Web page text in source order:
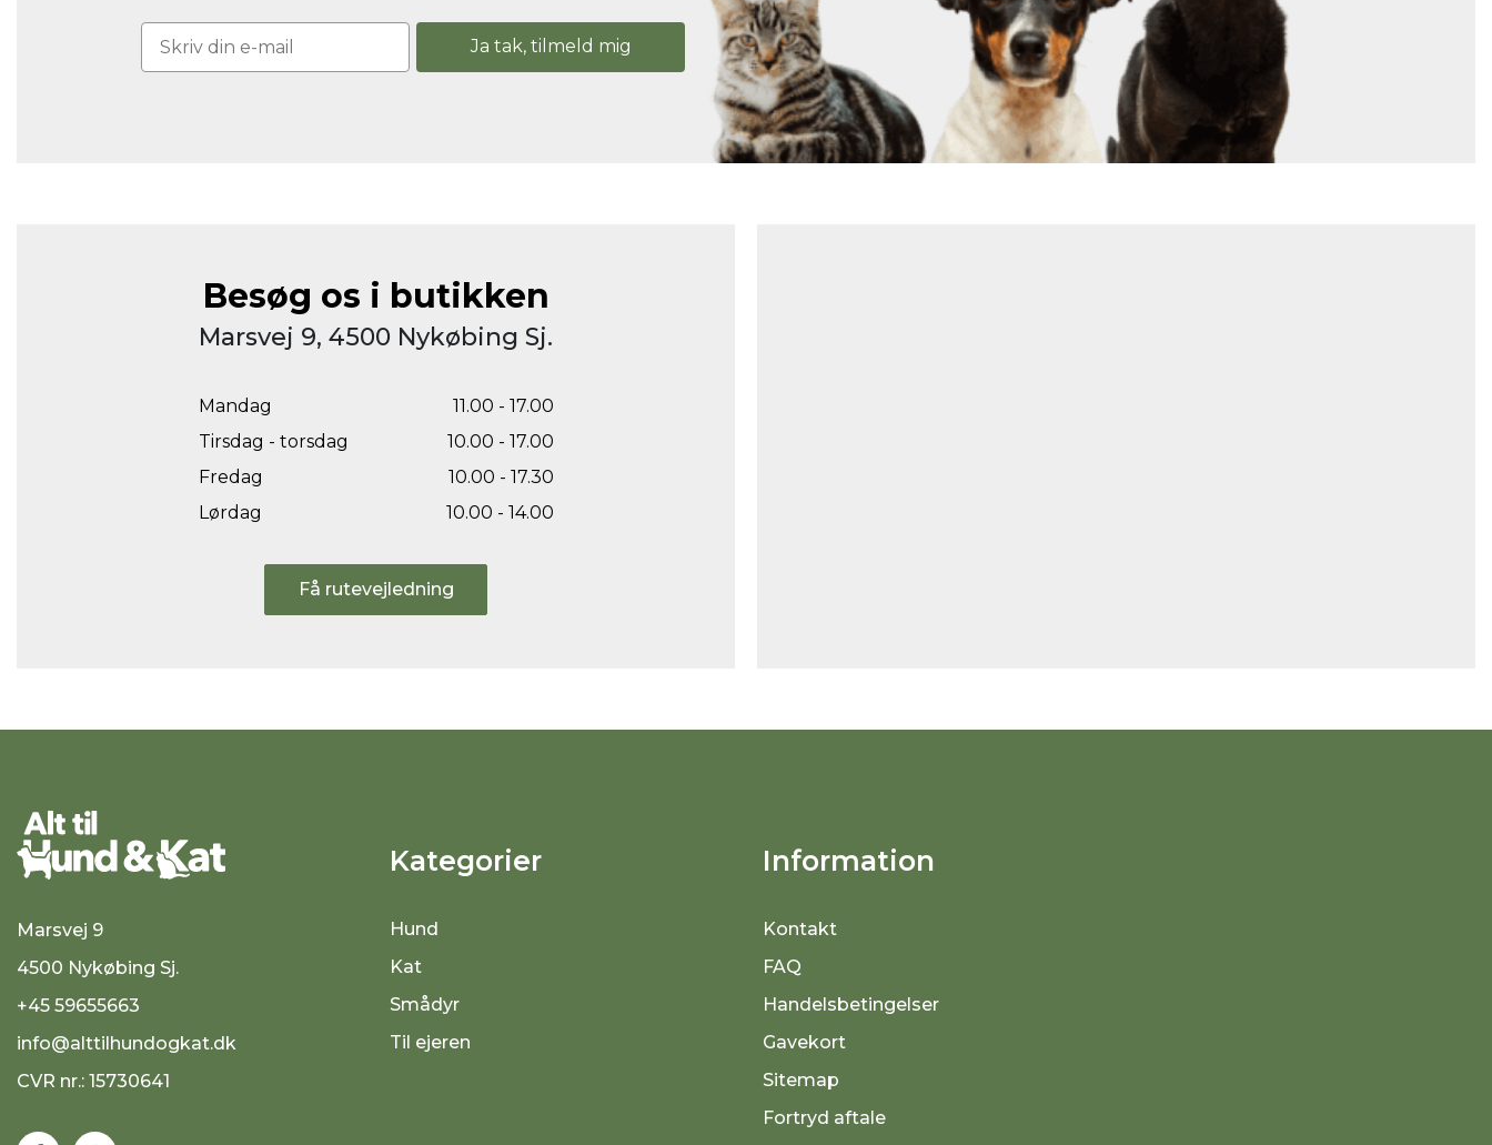
Ja tak, tilmeld mig
Besøg os i butikken
Marsvej 9, 4500 Nykøbing Sj.
Mandag
11.00 - 17.00
Tirsdag - torsdag
10.00 - 17.00
Fredag
10.00 - 17.30
Lørdag
10.00 - 14.00
Få rutevejledning
Marsvej 9
4500 Nykøbing Sj.
+45 59655663
info@alttilhundogkat.dk
CVR nr.: 15730641
Kategorier
Hund
Kat
Smådyr
Til ejeren
Information
Kontakt
FAQ
Handelsbetingelser
Gavekort
Sitemap
Fortryd aftale